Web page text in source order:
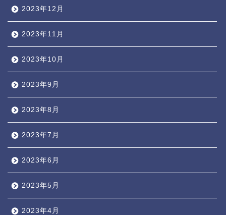
2023年12月
2023年11月
2023年10月
2023年9月
2023年8月
2023年7月
2023年6月
2023年5月
2023年4月